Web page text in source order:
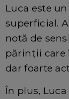
Luca este
superficial.
notă de
părinții care
dar foarte
În plus,